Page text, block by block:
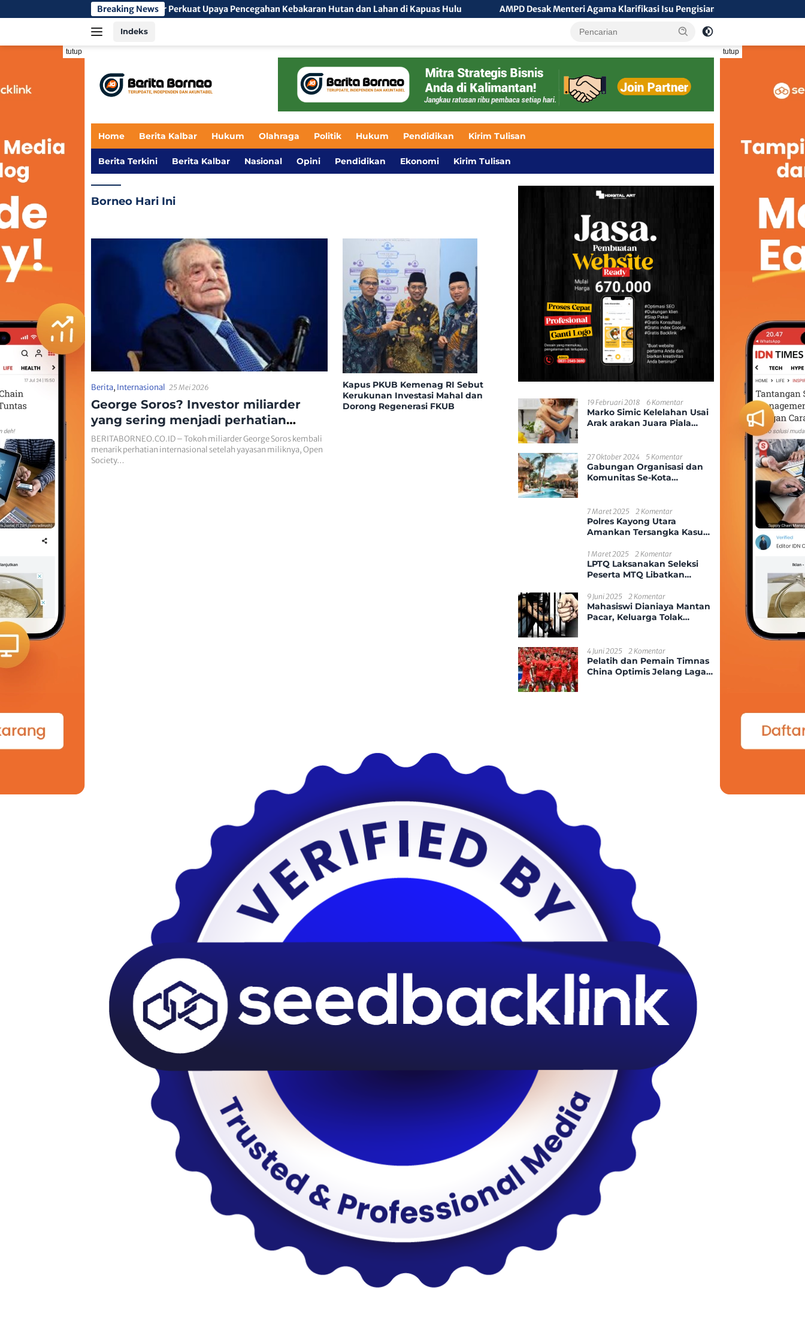
ke
Breaking News
Kolaborasi Lintas Sektor Perkuat Upaya Pencegahan Kebakaran Hutan dan Lahan di Kapuas Hulu AMPD Desak Menteri Agama Klarifikasi Isu Pengisian Jabatan, Tegaskan Tolak
Indeks
tutup tutup
Home Berita Kalbar Hukum Olahraga Politik Hukum Pendidikan Kirim Tulisan
Berita Terkini Berita Kalbar Nasional Opini Pendidikan Ekonomi Kirim Tulisan
Borneo Hari Ini
Berita, Internasional 25 Mei 2026
George Soros? Investor miliarder
yang sering menjadi perhatian
politik dunia
BERITABORNEO.CO.ID – Tokoh miliarder George Soros kembali
menarik perhatian internasional setelah yayasan miliknya, Open
Society…
Kapus PKUB Kemenag RI Sebut
Kerukunan Investasi Mahal dan
Dorong Regenerasi FKUB
19 Februari 2018 6 Komentar
Marko Simic Kelelahan Usai
Arak arakan Juara Piala
27 Oktober 2024 5 Komentar
Gabungan Organisasi dan
Komunitas Se-Kota
7 Maret 2025 2 Komentar
Polres Kayong Utara
Amankan Tersangka Kasus
1 Maret 2025 2 Komentar
LPTQ Laksanakan Seleksi
Peserta MTQ Libatkan
Kecamatan Sungai
Ambawang
9 Juni 2025 2 Komentar
Mahasiswi Dianiaya Mantan
Pacar, Keluarga Tolak
4 Juni 2025 2 Komentar
Pelatih dan Pemain Timnas
China Optimis Jelang Laga